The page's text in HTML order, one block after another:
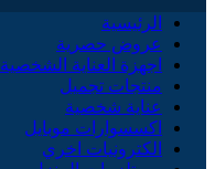
الرئيسية
عروض حصرية
اجهزة العناية الشخصية
منتجات تجميل
عناية شخصية
اكسسوارات موبايل
الكترونيات اخري